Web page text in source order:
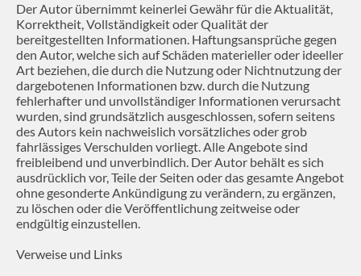
Der Autor übernimmt keinerlei Gewähr für die Aktualität,
Korrektheit, Vollständigkeit oder Qualität der
bereitgestellten Informationen. Haftungsansprüche gegen
den Autor, welche sich auf Schäden materieller oder ideeller
Art beziehen, die durch die Nutzung oder Nichtnutzung der
dargebotenen Informationen bzw. durch die Nutzung
fehlerhafter und unvollständiger Informationen verursacht
wurden, sind grundsätzlich ausgeschlossen, sofern seitens
des Autors kein nachweislich vorsätzliches oder grob
fahrlässiges Verschulden vorliegt. Alle Angebote sind
freibleibend und unverbindlich. Der Autor behält es sich
ausdrücklich vor, Teile der Seiten oder das gesamte Angebot
ohne gesonderte Ankündigung zu verändern, zu ergänzen,
zu löschen oder die Veröffentlichung zeitweise oder
endgültig einzustellen.
Verweise und Links